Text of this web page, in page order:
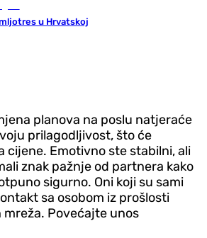
u Hrvatskoj
planova na poslu natjeraće
prilagodljivost, što će
cijene. Emotivno ste stabilni, ali
znak pažnje od partnera kako
sigurno. Oni koji su sami
sa osobom iz prošlosti
Povećajte unos